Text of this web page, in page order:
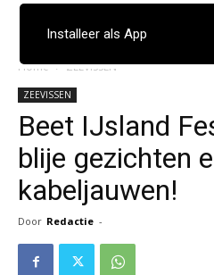
Home ZEEVISSEN
ZEEVISSEN
Beet IJsland
blije gezichten
kabeljauwen!
Door Redactie -
Installeer als App